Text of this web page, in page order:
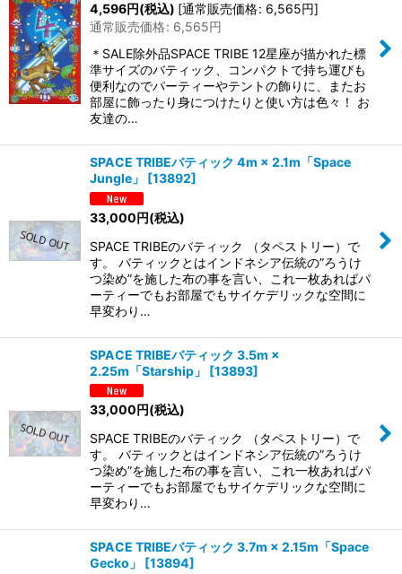
4,596円(税込) [通常販売価格: 6,565円]
通常販売価格: 6,565円
＊SALE除外品SPACE TRIBE 12星座が描かれた標
準サイズのバティック、コンパクトで持ち運びも
便利なのでパーティーやテントの飾りに、またお
部屋に飾ったり身につけたりと使い方は色々！ お
友達の…
SPACE TRIBEバティック 4m × 2.1m「Space
Jungle」
[13892]
33,000円(税込)
SPACE TRIBEのバティック （タペストリー）で
す。 バティックとはインドネシア伝統の”ろうけ
つ染め”を施した布の事を言い、これ一枚あればパ
ーティーでもお部屋でもサイケデリックな空間に
早変わり…
SPACE TRIBEバティック 3.5m ×
2.25m「Starship」
[13893]
33,000円(税込)
SPACE TRIBEのバティック （タペストリー）で
す。 バティックとはインドネシア伝統の”ろうけ
つ染め”を施した布の事を言い、これ一枚あればパ
ーティーでもお部屋でもサイケデリックな空間に
早変わり…
SPACE TRIBEバティック 3.7m × 2.15m「Space
Gecko」
[13894]